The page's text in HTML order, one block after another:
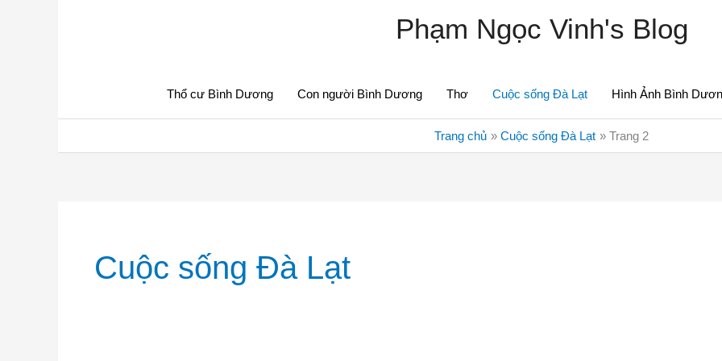
Phạm Ngọc Vinh's Blog
Thổ cư Bình Dương Con người Bình Dương Thơ Cuộc sống Đà Lạt Hình Ảnh Bình
Trang chủ Cuộc sống Đà Lạt Trang 2
Cuộc sống Đà Lạt